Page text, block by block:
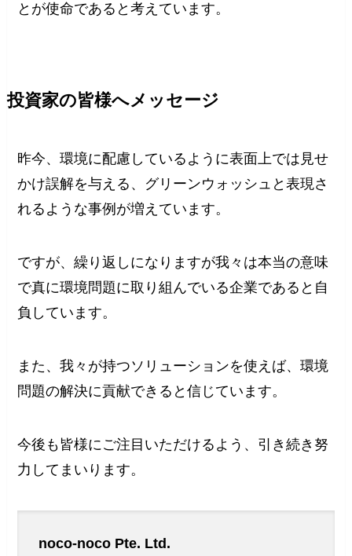
とが使命であると考えています。
投資家の皆様へメッセージ
昨今、環境に配慮しているように表面上では見せ
かけ誤解を与える、グリーンウォッシュと表現さ
れるような事例が増えています。
ですが、繰り返しになりますが我々は本当の意味
で真に環境問題に取り組んでいる企業であると自
負しています。
また、我々が持つソリューションを使えば、環境
問題の解決に貢献できると信じています。
今後も皆様にご注目いただけるよう、引き続き努
力してまいります。
noco-noco Pte. Ltd.